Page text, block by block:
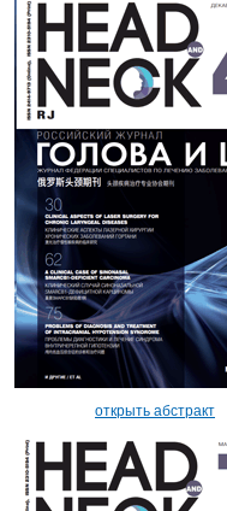
открыть абстракт